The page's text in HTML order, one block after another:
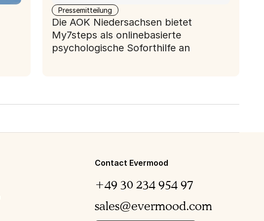
Pressemitteilung
Die AOK Niedersachsen bietet
My7steps als onlinebasierte
psychologische Soforthilfe an
Contact Evermood
+49 30 234 954 97
sales@evermood.com